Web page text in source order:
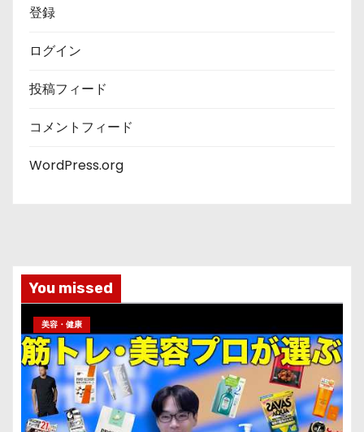
登録
ログイン
投稿フィード
コメントフィード
WordPress.org
You missed
美容・健康